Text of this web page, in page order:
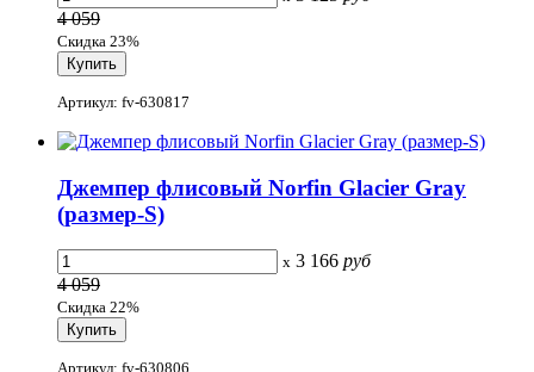
4 059
Скидка 23%
Артикул: fv-630817
Джемпер флисовый Norfin Glacier Gray
(размер-S)
x 3 166 руб
4 059
Скидка 22%
Артикул: fv-630806